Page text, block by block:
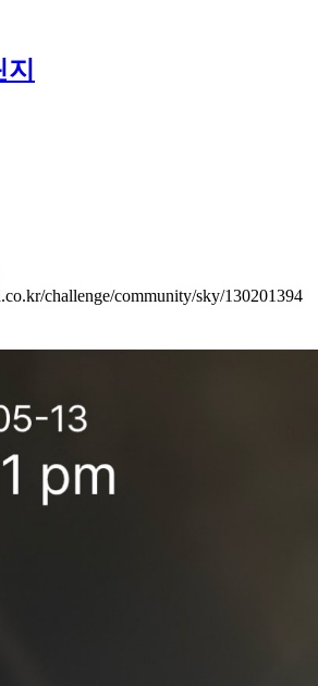
challenge/community/sky/130201394